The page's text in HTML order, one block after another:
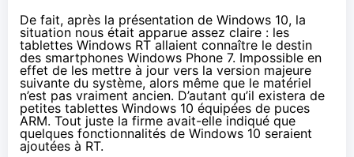
De fait, après la présentation de Windows 10, la
situation nous était apparue assez claire : les
tablettes Windows RT allaient connaître le destin
des smartphones Windows Phone 7. Impossible en
effet de les mettre à jour vers la version majeure
suivante du système, alors même que le matériel
n’est pas vraiment ancien. D’autant qu’il existera de
petites tablettes Windows 10 équipées de puces
ARM. Tout juste la firme avait-elle indiqué que
quelques fonctionnalités de Windows 10 seraient
ajoutées à RT.